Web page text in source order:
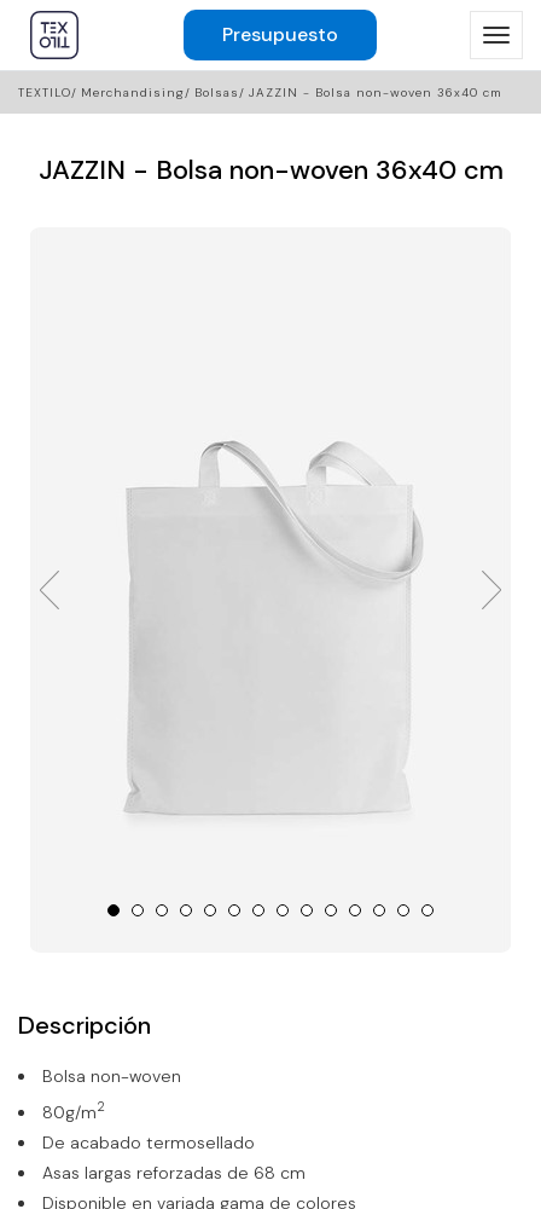
Presupuesto
TEXTILO Merchandising Bolsas JAZZIN - Bolsa non-woven 36x40 cm
JAZZIN - Bolsa non-woven 36x40 cm
Descripción
Bolsa non-woven
80g/m2
De acabado termosellado
Asas largas reforzadas de 68 cm
Disponible en variada gama de colores